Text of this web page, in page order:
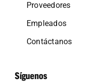
Proveedores
Empleados
Contáctanos
Síguenos